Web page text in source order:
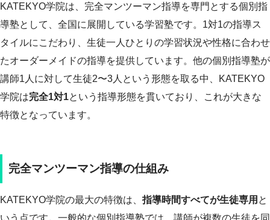
KATEKYO学院は、完全マンツーマン指導を専門とする個別指
導塾として、全国に展開している学習塾です。1対1の指導ス
タイルにこだわり、生徒一人ひとりの学習状況や性格に合わせ
たオーダーメイドの指導を提供しています。他の個別指導塾が
講師1人に対して生徒2〜3人という形態を取る中、KATEKYO
学院は完全1対1という指導形態を貫いており、これが大きな
特徴となっています。
完全マンツーマン指導の仕組み
KATEKYO学院の最大の特徴は、 指導時間すべてが生徒専用 と
いう点です。一般的な個別指導塾では、講師が複数の生徒を同